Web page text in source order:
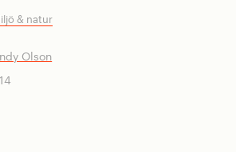
& natur
Olson